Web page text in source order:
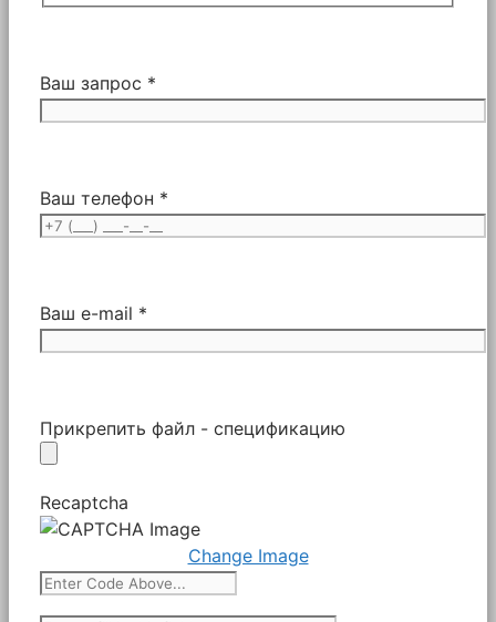
Ваш запрос *
Ваш телефон *
Ваш e-mail *
Прикрепить файл - спецификацию
Recaptcha
Change Image